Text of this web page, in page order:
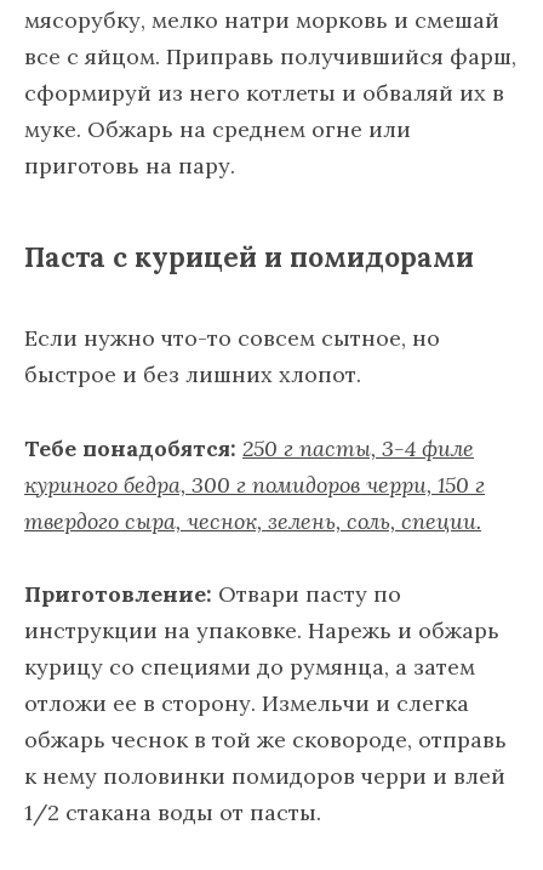
мясорубку, мелко натри морковь и смешай
все с яйцом. Приправь получившийся фарш,
сформируй из него котлеты и обваляй их в
муке. Обжарь на среднем огне или
приготовь на пару.
Паста с курицей и помидорами
Если нужно что-то совсем сытное, но
быстрое и без лишних хлопот.
Тебе понадобятся: 250 г пасты, 3-4 филе
куриного бедра, 300 г помидоров черри, 150 г
твердого сыра, чеснок, зелень, соль, специи.
Приготовление: Отвари пасту по
инструкции на упаковке. Нарежь и обжарь
курицу со специями до румянца, а затем
отложи ее в сторону. Измельчи и слегка
обжарь чеснок в той же сковороде, отправь
к нему половинки помидоров черри и влей
1/2 стакана воды от пасты.